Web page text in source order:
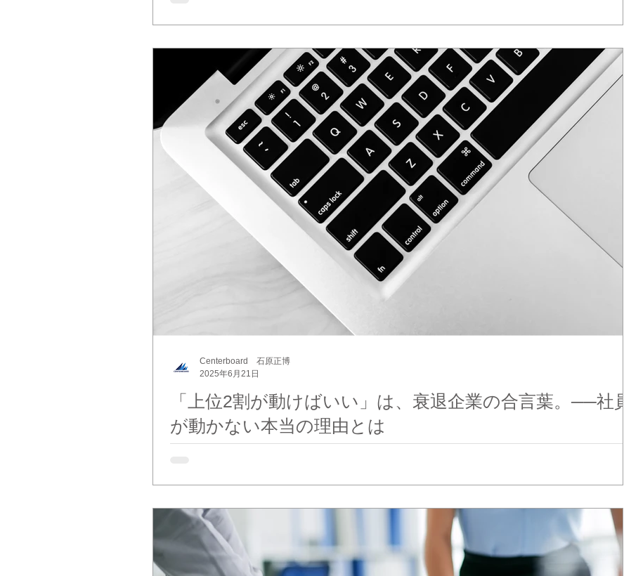
「上位2割が動けばいい」は、衰退企業の合言葉。──社員
が動かない本当の理由とは
業の合言葉”です。 社員が動かないのではなく、会社として“動ける仕組み”を作れていないだけ...
Centerboard 石原正博
2025年6月21日